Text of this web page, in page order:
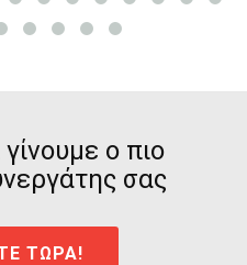
ο πιο
σας
ΤΩΡΑ!